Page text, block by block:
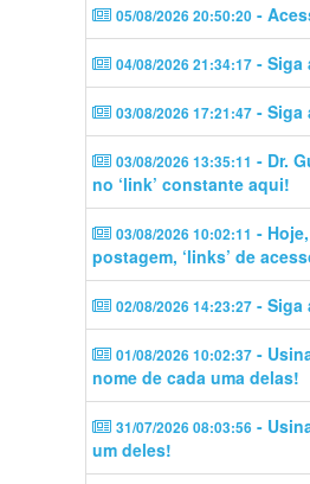
05/08/2026 20:50:20 -
04/08/2026 21:34:17 - Siga
03/08/2026 17:21:47 - Siga
03/08/2026 13:35:11 - Dr.
no ‘link’ constante aqui!
03/08/2026 10:02:11 -
postagem, ‘links’ de
02/08/2026 14:23:27 - Siga
01/08/2026 10:02:37 -
nome de cada uma delas!
31/07/2026 08:03:56 -
um deles!